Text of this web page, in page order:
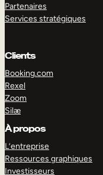
Partenaires
Services stratégiques
Clients
Booking.com
Rexel
Zoom
Silæ
À propos
L’entreprise
Ressources graphiques
Investisseurs